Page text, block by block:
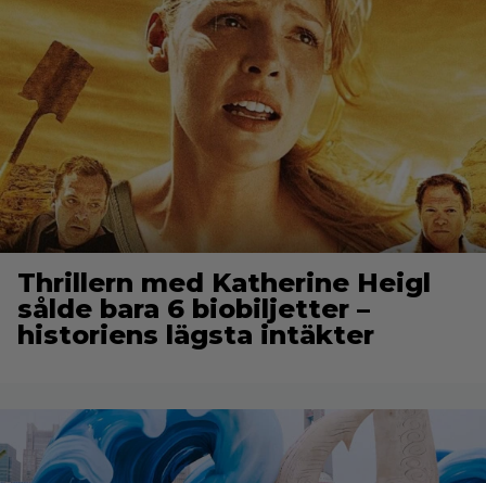
Thrillern med Katherine Heigl
sålde bara 6 biobiljetter –
historiens lägsta intäkter